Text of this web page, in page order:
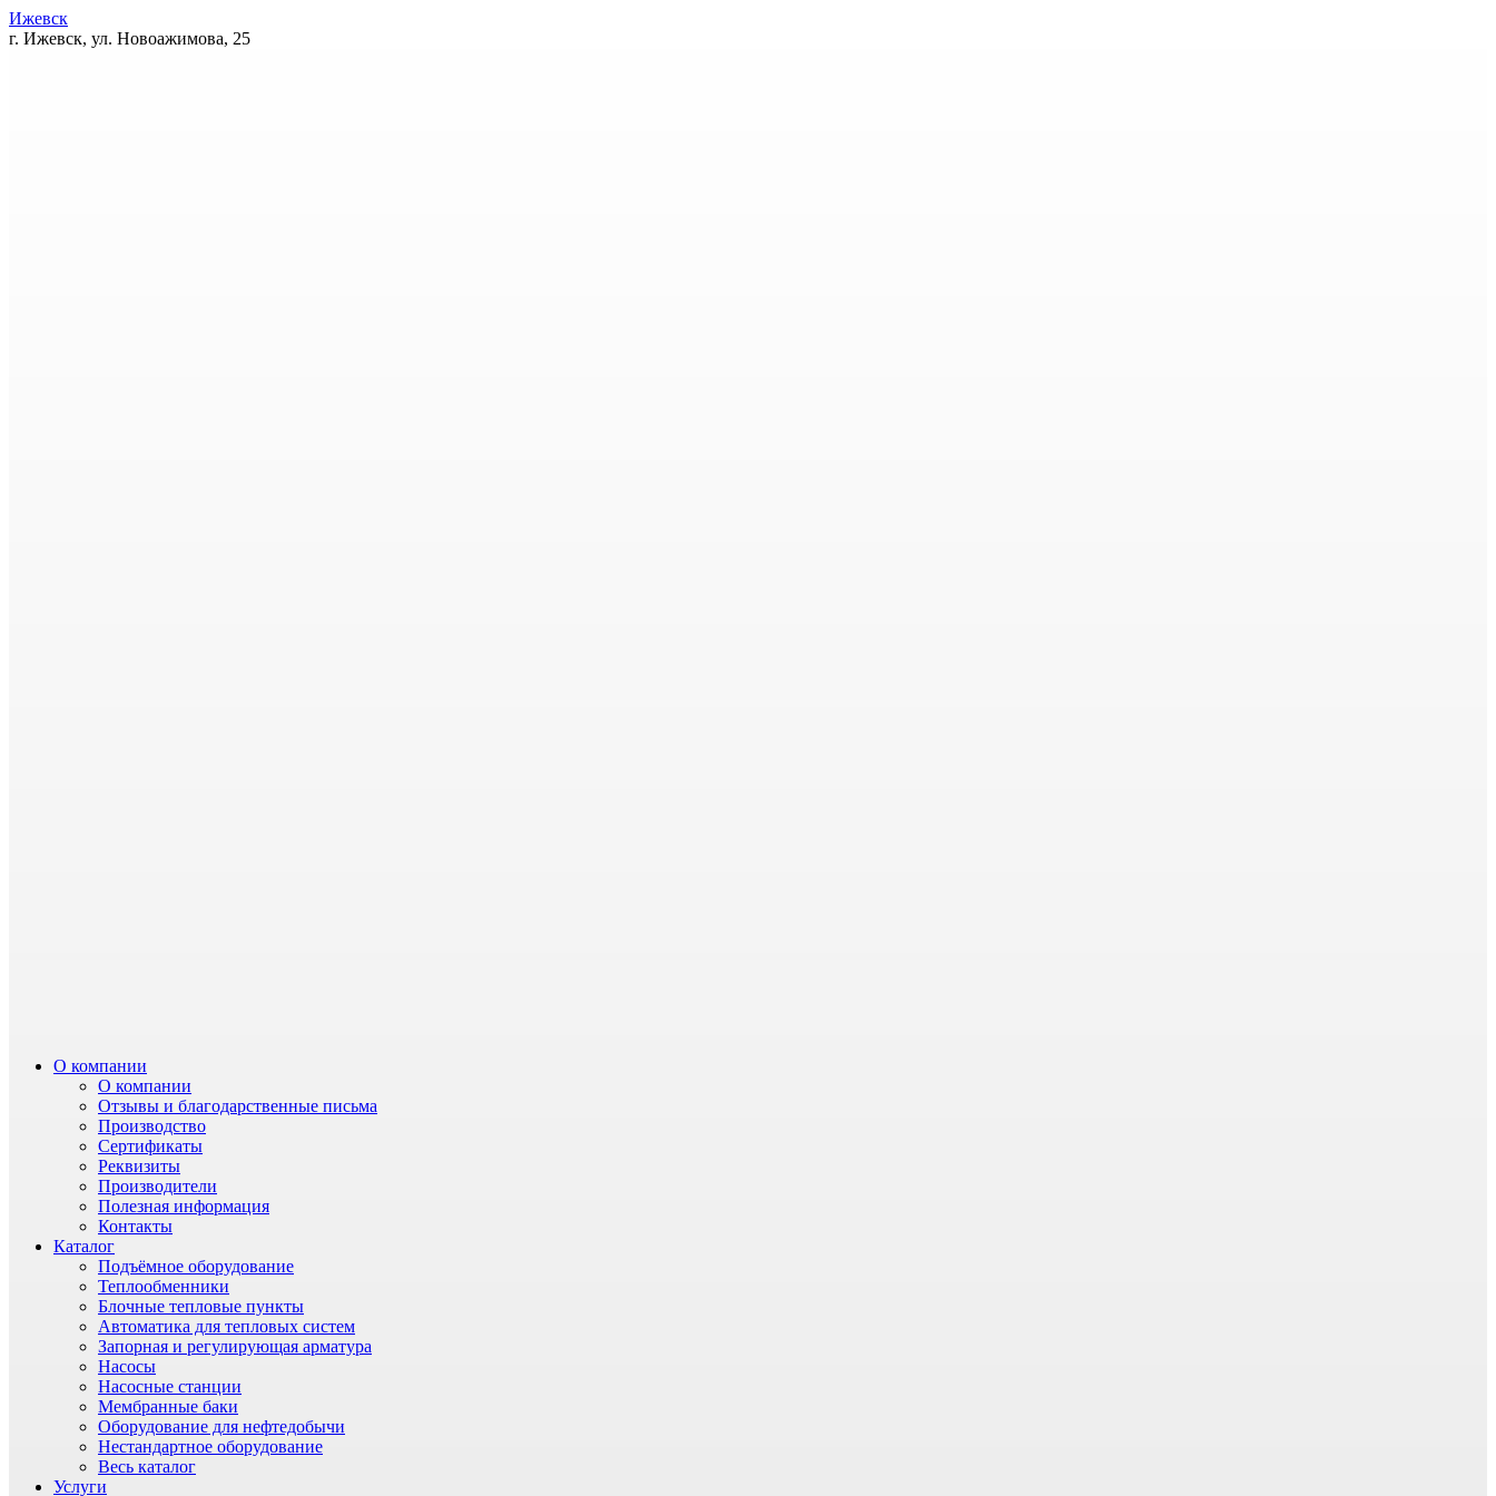
Ижевск
г. Ижевск, ул. Новоажимова, 25
О компании
О компании
Отзывы и благодарственные письма
Производство
Сертификаты
Реквизиты
Производители
Полезная информация
Контакты
Каталог
Подъёмное оборудование
Теплообменники
Блочные тепловые пункты
Автоматика для тепловых систем
Запорная и регулирующая арматура
Насосы
Насосные станции
Мембранные баки
Оборудование для нефтедобычи
Нестандартное оборудование
Весь каталог
Услуги